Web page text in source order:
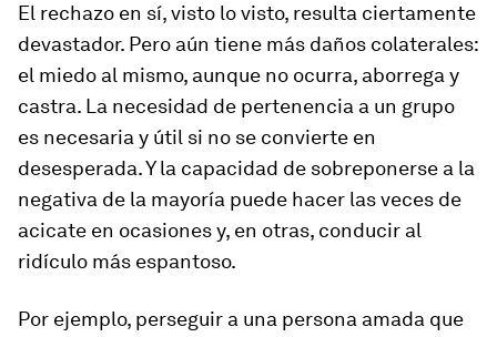
El rechazo en sí, visto lo visto, resulta ciertamente
devastador. Pero aún tiene más daños colaterales:
el miedo al mismo, aunque no ocurra, aborrega y
castra. La necesidad de pertenencia a un grupo
es necesaria y útil si no se convierte en
desesperada. Y la capacidad de sobreponerse a la
negativa de la mayoría puede hacer las veces de
acicate en ocasiones y, en otras, conducir al
ridículo más espantoso.
Por ejemplo, perseguir a una persona amada que